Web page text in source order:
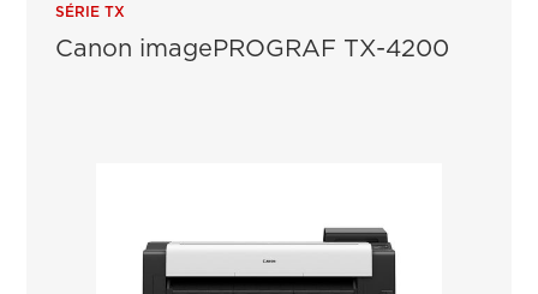
SÉRIE TX
Canon imagePROGRAF TX-4200